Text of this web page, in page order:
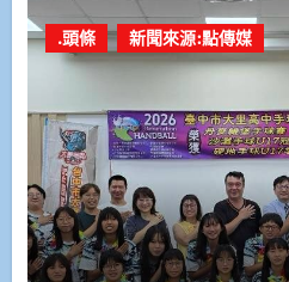
.頭條 新聞來源:點傳媒